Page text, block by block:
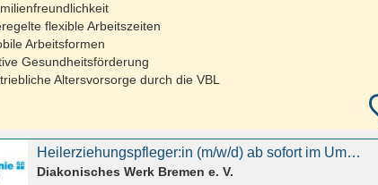
flexible Arbeitszeiten
Arbeitsformen
Gesundheitsförderung
Altersvorsorge durch die VBL
Heilerziehungspfleger:in (m/w/d) ab sofort im Umfang von 20-30 Wochenstunden
Diakonisches Werk Bremen e. V.